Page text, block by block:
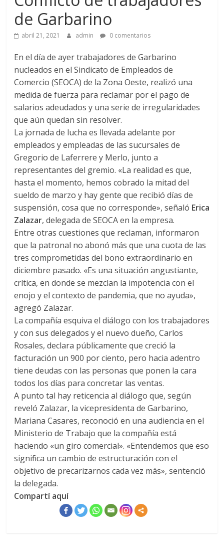
de Garbarino
abril 21, 2021 admin 0 comentarios
En el día de ayer trabajadores de Garbarino
nucleados en el Sindicato de Empleados de
Comercio (SEOCA) de la Zona Oeste, realizó una
medida de fuerza para reclamar por el pago de
salarios adeudados y una serie de irregularidades
que aún quedan sin resolver.
La jornada de lucha es llevada adelante por
empleados y empleadas de las sucursales de
Gregorio de Laferrere y Merlo, junto a
representantes del gremio. «La realidad es que,
hasta el momento, hemos cobrado la mitad del
sueldo de marzo y hay gente que recibió días de
suspensión, cosa que no corresponde», señaló Erica
Zalazar, delegada de SEOCA en la empresa.
Entre otras cuestiones que reclaman, informaron
que la patronal no abonó más que una cuota de las
tres comprometidas del bono extraordinario en
diciembre pasado. «Es una situación angustiante,
crítica, en donde se mezclan la impotencia con el
enojo y el contexto de pandemia, que no ayuda»,
agregó Zalazar.
La compañía esquiva el diálogo con los trabajadores
y con sus delegados y el nuevo dueño, Carlos
Rosales, declara públicamente que creció la
facturación un 900 por ciento, pero hacia adentro
tiene deudas con las personas que ponen la cara
todos los días para concretar las ventas.
A punto tal hay reticencia al diálogo que, según
reveló Zalazar, la vicepresidenta de Garbarino,
Mariana Casares, reconoció en una audiencia en el
Ministerio de Trabajo que la compañía está
haciendo «un giro comercial». «Entendemos que eso
significa un cambio de estructuración con el
objetivo de precarizarnos cada vez más», sentenció
la delegada.
Compartí aquí